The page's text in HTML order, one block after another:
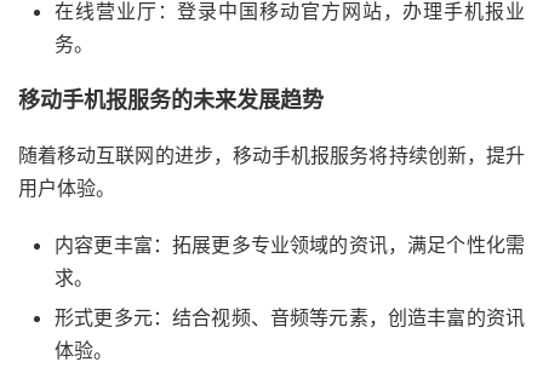
在线营业厅：登录中国移动官方网站，办理手机报业
务。
移动手机报服务的未来发展趋势
随着移动互联网的进步，移动手机报服务将持续创新，提升
用户体验。
内容更丰富：拓展更多专业领域的资讯，满足个性化需
求。
形式更多元：结合视频、音频等元素，创造丰富的资讯
体验。